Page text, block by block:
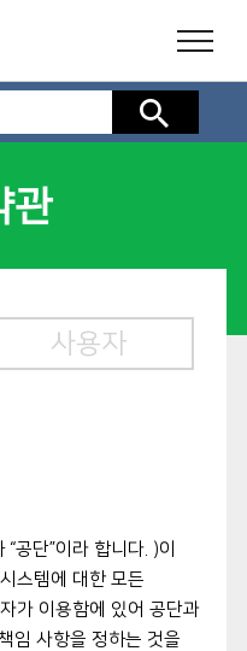
검색
관
사용자
공단”이라 합니다. )이
스템에 대한 모든
가 이용함에 있어 공단과
임 사항을 정하는 것을